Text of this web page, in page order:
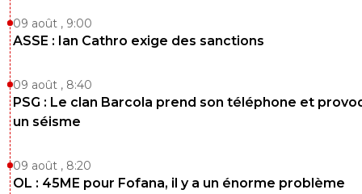
09 août , 9:00
ASSE : Ian Cathro exige des sanctions
09 août , 8:40
PSG : Le clan Barcola prend son téléphone et
un séisme
09 août , 8:20
OL : 45ME pour Fofana, il y a un énorme problème